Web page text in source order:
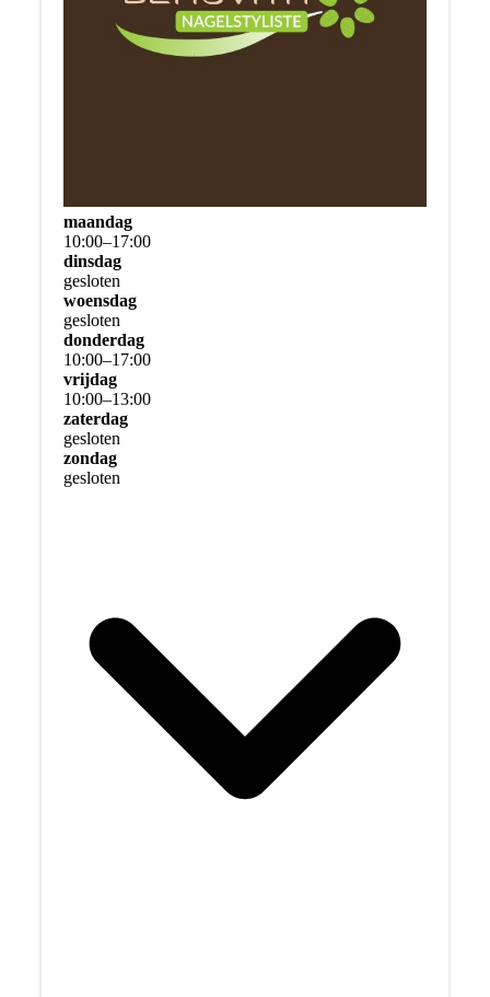
maandag
10:00–17:00
dinsdag
gesloten
woensdag
gesloten
donderdag
10:00–17:00
vrijdag
10:00–13:00
zaterdag
gesloten
zondag
gesloten